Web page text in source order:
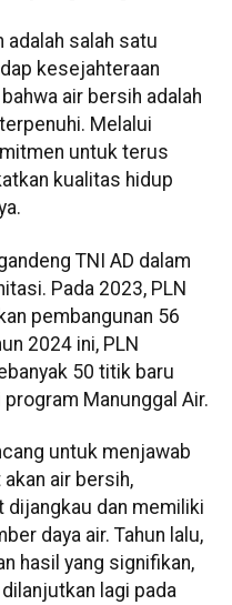
adalah salah satu
kesejahteraan
air bersih adalah
Melalui
untuk terus
kualitas hidup
TNI AD dalam
Pada 2023, PLN
pembangunan 56
2024 ini, PLN
50 titik baru
Manunggal Air.
untuk menjawab
air bersih,
dijangkau dan memiliki
daya air. Tahun lalu,
hasil yang signifikan,
lagi pada